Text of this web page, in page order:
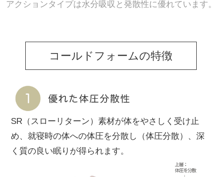
アクションタイプは水分吸収と発散性に優れています。
コールドフォームの特徴
SR（スローリターン）素材が体をやさしく受け止
め、就寝時の体への体圧を分散し（体圧分散）、深
く質の良い眠りが得られます。